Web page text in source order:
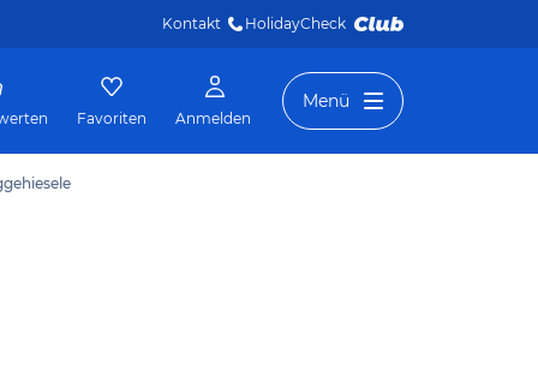
Kontakt HolidayCheck
Favoriten Anmelden
Menü